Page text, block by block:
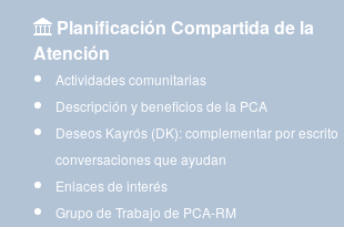
Planificación Compartida de la
Atención
Actividades comunitarias
Descripción y beneficios de la PCA
Deseos Kayrós (DK): complementar por escrito
conversaciones que ayudan
Enlaces de interés
Grupo de Trabajo de PCA-RM